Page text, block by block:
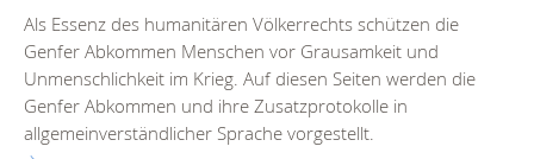
Als Essenz des humanitären Völkerrechts schützen die
Genfer Abkommen Menschen vor Grausamkeit und
Unmenschlichkeit im Krieg. Auf diesen Seiten werden die
Genfer Abkommen und ihre Zusatzprotokolle in
allgemeinverständlicher Sprache vorgestellt.